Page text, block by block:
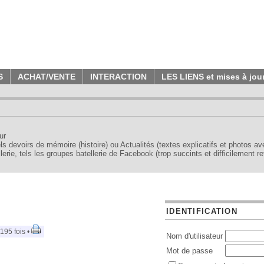
ACHAT/VENTE INTERACTION LES LIENS et mises à
devoirs de mémoire (histoire) ou Actualités (textes explicatifs et photos
tels les groupes batellerie de Facebook (trop succints et difficilement
fois •
IDENTIFICATION
Nom d'utilisateur
Mot de passe